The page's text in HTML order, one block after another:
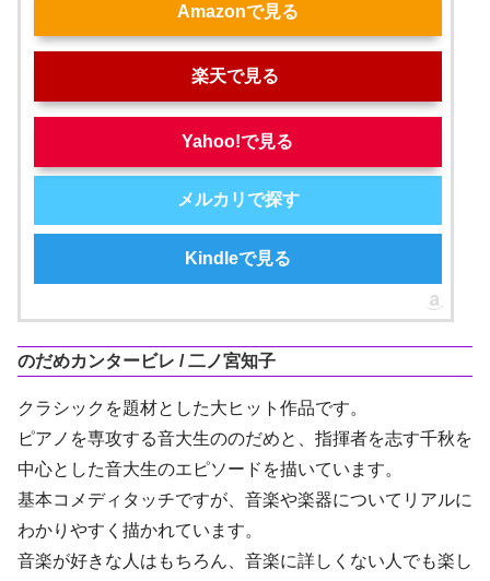
Amazonで見る
楽天で見る
Yahoo!で見る
メルカリで探す
Kindleで見る
のだめカンタービレ / 二ノ宮知子
クラシックを題材とした大ヒット作品です。
ピアノを専攻する音大生ののだめと、指揮者を志す千秋を
中心とした音大生のエピソードを描いています。
基本コメディタッチですが、音楽や楽器についてリアルに
わかりやすく描かれています。
音楽が好きな人はもちろん、音楽に詳しくない人でも楽し